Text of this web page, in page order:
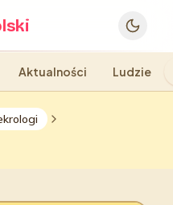
Aktualności Ludzie